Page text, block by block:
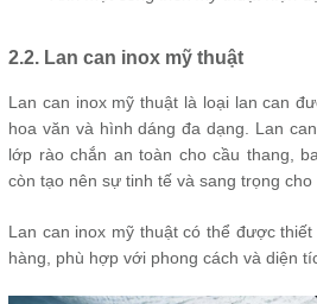
2.2. Lan can inox mỹ thuật
Lan can inox mỹ thuật là loại lan can
hoa văn và hình dáng đa dạng. Lan
lớp rào chắn an toàn cho cầu thang,
còn tạo nên sự tinh tế và sang trọng cho
Lan can inox mỹ thuật có thể được
hàng, phù hợp với phong cách và diện